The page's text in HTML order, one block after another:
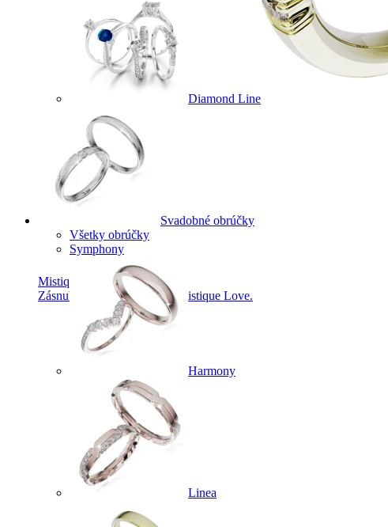
Mistique Love
Zásnubné prstne z kolekcie Mistique Love.
Diamond Line
Svadobné obrúčky
Všetky obrúčky
Symphony
Harmony
Linea